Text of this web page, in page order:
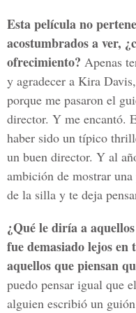
Esta película no
acostumbrados a ver,
ofrecimiento? Apenas
y agradecer a Kira
porque me pasaron el
director. Y me encantó.
haber sido un típico
un buen director. Y al
ambición de mostrar
de la silla y te deja
¿Qué le diría a
fue demasiado lejos
aquellos que piensan
puedo pensar igual que
alguien escribió un